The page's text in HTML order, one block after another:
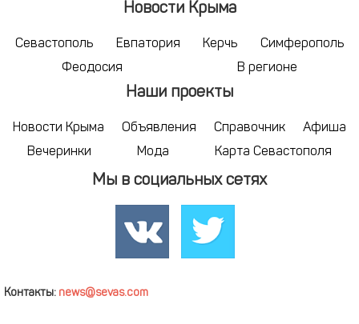
Новости Крыма
Севастополь Евпатория Керчь
Симферополь
Феодосия
В регионе
Наши проекты
Новости Крыма Объявления Справочник
Афиша
Вечеринки
Мода Карта Севастополя
Мы в социальных сетях
Контакты: news@sevas.com